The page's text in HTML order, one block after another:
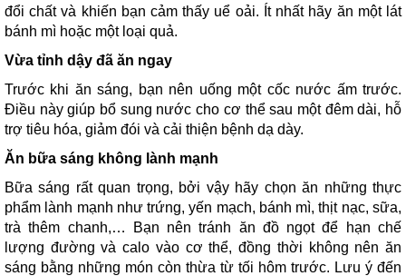
đổi chất và khiến bạn cảm thấy uể oải. Ít nhất hãy ăn một lát
bánh mì hoặc một loại quả.
Vừa tỉnh dậy đã ăn ngay
Trước khi ăn sáng, bạn nên uống một cốc nước ấm trước.
Điều này giúp bổ sung nước cho cơ thể sau một đêm dài, hỗ
trợ tiêu hóa, giảm đói và cải thiện bệnh dạ dày.
Ăn bữa sáng không lành mạnh
Bữa sáng rất quan trọng, bởi vậy hãy chọn ăn những thực
phẩm lành mạnh như trứng, yến mạch, bánh mì, thịt nạc, sữa,
trà thêm chanh,… Bạn nên tránh ăn đồ ngọt để hạn chế
lượng đường và calo vào cơ thể, đồng thời không nên ăn
sáng bằng những món còn thừa từ tối hôm trước. Lưu ý đến